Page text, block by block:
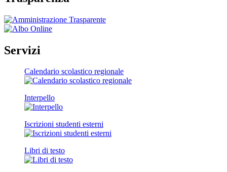
Servizi
Calendario scolastico regionale
Interpello
Iscrizioni studenti esterni
Libri di testo